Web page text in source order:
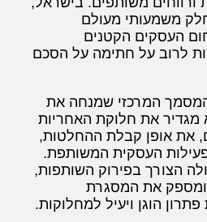
משמעותי מעולם
העסקים הקטנים
לרוב על חתימה על הסכם
המרכזי שמנחה את
מגדיר את חלוקת האחריות
את אופן קבלת ההחלטות,
העסקית המשותפת.
הצורך בפירוק השותפות,
ומספק את המסגרת
הוגן ויעיל למחלוקות.